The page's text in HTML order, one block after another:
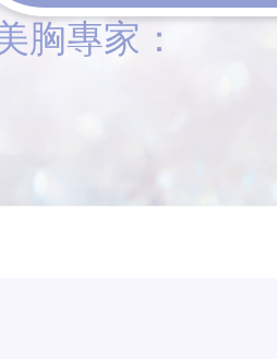
胸專家：